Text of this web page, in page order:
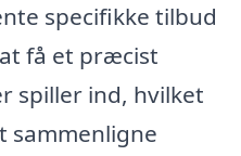
specifikke tilbud
få et præcist
spiller ind, hvilket
sammenligne